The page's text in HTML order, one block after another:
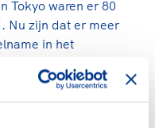
Tokyo waren er 80
Nu zijn dat er meer
in het
speelt voor
biedt om